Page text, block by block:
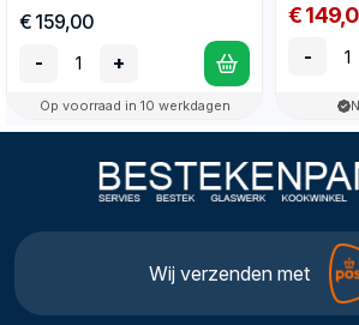
€ 159,00
-
+
Op voorraad in 10 werkdagen
€
-
Wij verzenden met